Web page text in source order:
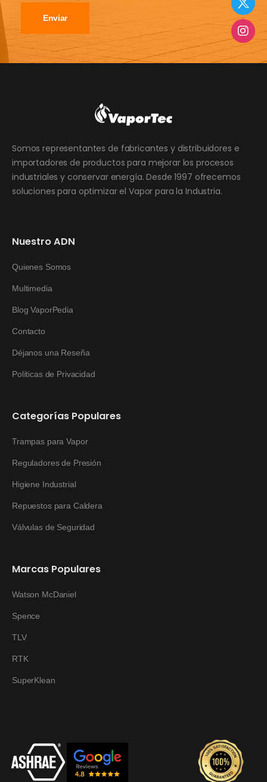
Enviar
Somos representantes de fabricantes y distribuidores e
importadores de productos para mejorar los procesos
industriales y conservar energía. Desde 1997 ofrecemos
soluciones para optimizar el Vapor para la Industria.
Nuestro ADN
Quienes Somos
Multimedia
Blog VaporPedia
Contacto
Déjanos una Reseña
Políticas de Privacidad
Categorías Populares
Trampas para Vapor
Reguladores de Presión
Higiene Industrial
Repuestos para Caldera
Válvulas de Seguridad
Marcas Populares
Watson McDaniel
Spence
TLV
RTK
SuperKlean